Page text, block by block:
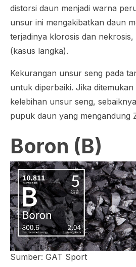
distorsi daun menjadi warna
unsur ini mengakibatkan daun
terjadinya klorosis dan
(kasus langka).
Kekurangan unsur seng pada
untuk diperbaiki. Jika ditemukan
kelebihan unsur seng,
pupuk daun yang mengandung
Boron (B)
Sumber: GAT Sport